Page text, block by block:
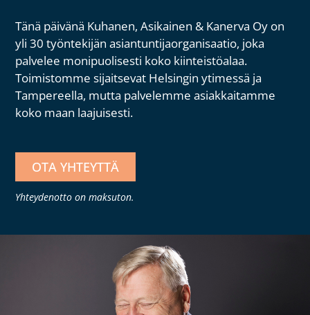
Tänä päivänä Kuhanen, Asikainen & Kanerva Oy on
yli 30 työntekijän asiantuntijaorganisaatio, joka
palvelee monipuolisesti koko kiinteistöalaa.
Toimistomme sijaitsevat Helsingin ytimessä ja
Tampereella, mutta palvelemme asiakkaitamme
koko maan laajuisesti.
OTA YHTEYTTÄ
Yhteydenotto on maksuton.